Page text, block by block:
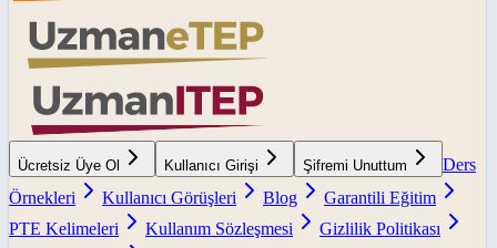
Ücretsiz Üye Ol Kullanıcı Girişi Şifremi Unuttum
Ders
Örnekleri
Kullanıcı Görüşleri Blog
Garantili Eğitim
PTE Kelimeleri
Kullanım Sözleşmesi
Gizlilik Politikası